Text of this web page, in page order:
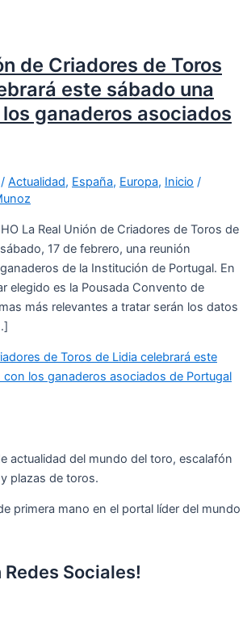
de Criadores de Toros
este sábado una
ganaderos asociados
/ Actualidad, España, Europa, Inicio /
La Real Unión de Criadores de Toros de
17 de febrero, una reunión
de la Institución de Portugal. En
elegido es la Pousada Convento de
más relevantes a tratar serán los datos
de Toros de Lidia celebrará este
con los ganaderos asociados de Portugal
actualidad del mundo del toro, escalafón
plazas de toros.
primera mano en el portal líder del mundo
Redes Sociales!